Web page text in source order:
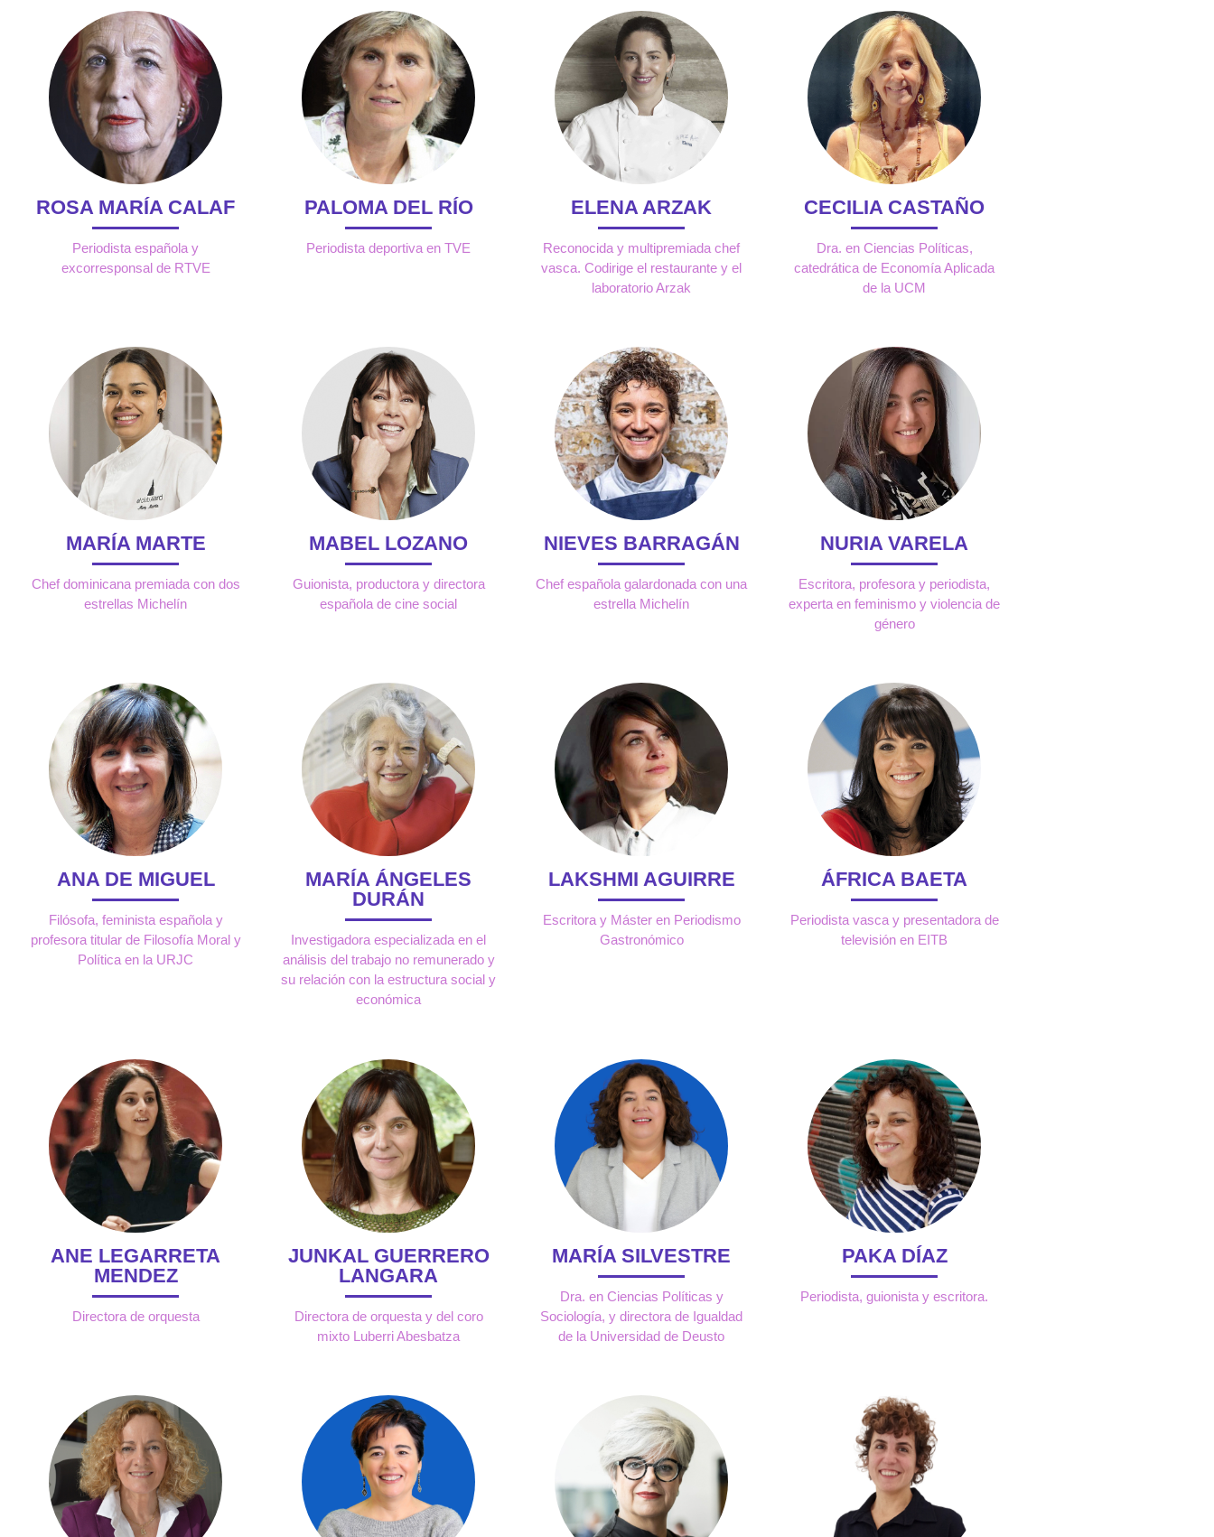
ROSA MARÍA CALAF
Periodista española y
excorresponsal de RTVE
PALOMA DEL RÍO
Periodista deportiva en TVE
ELENA ARZAK
Reconocida y multipremiada chef
vasca. Codirige el restaurante y el
laboratorio Arzak
CECILIA CASTAÑO
Dra. en Ciencias Políticas,
catedrática de Economía Aplicada
de la UCM
MARÍA MARTE
Chef dominicana premiada con dos
estrellas Michelín
MABEL LOZANO
Guionista, productora y directora
española de cine social
NIEVES BARRAGÁN
Chef española galardonada con una
estrella Michelín
NURIA VARELA
Escritora, profesora y periodista,
experta en feminismo y violencia de
género
ANA DE MIGUEL
Filósofa, feminista española y
profesora titular de Filosofía Moral y
Política en la URJC
MARÍA ÁNGELES
DURÁN
Investigadora especializada en el
análisis del trabajo no remunerado y
su relación con la estructura social y
económica
LAKSHMI AGUIRRE
Escritora y Máster en Periodismo
Gastronómico
ÁFRICA BAETA
Periodista vasca y presentadora de
televisión en EITB
ANE LEGARRETA
MENDEZ
Directora de orquesta
JUNKAL GUERRERO
LANGARA
Directora de orquesta y del coro
mixto Luberri Abesbatza
MARÍA SILVESTRE
Dra. en Ciencias Políticas y
Sociología, y directora de Igualdad
de la Universidad de Deusto
PAKA DÍAZ
Periodista, guionista y escritora.